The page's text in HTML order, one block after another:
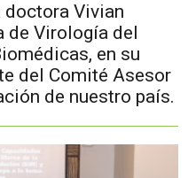
Vivian
de Virología del
en su
del Comité Asesor
de nuestro país.